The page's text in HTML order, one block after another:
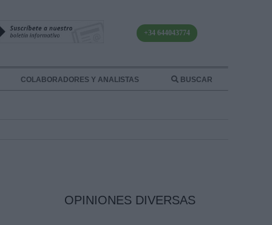
+34 644043774
COLABORADORES Y ANALISTAS BUSCAR
OPINIONES DIVERSAS